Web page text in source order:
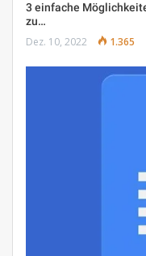
3 einfache
zu…
Dez. 10, 2022 1.365